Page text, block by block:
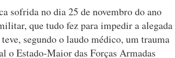
sofrida no dia 25 de novembro do ano
que tudo fez para impedir a alegada
segundo o laudo médico, um trauma
o Estado-Maior das Forças Armadas